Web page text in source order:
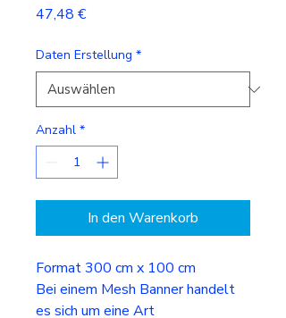
47,48 €Preis
Daten Erstellung *
Anzahl *
In den Warenkorb
Format 300 cm x 100 cm
Bei einem Mesh Banner handelt
es sich um eine Art